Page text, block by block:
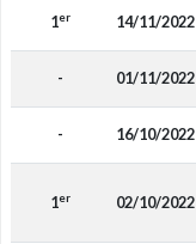
1er 14/11/2022
- 01/11/2022
- 16/10/2022
1er 02/10/2022